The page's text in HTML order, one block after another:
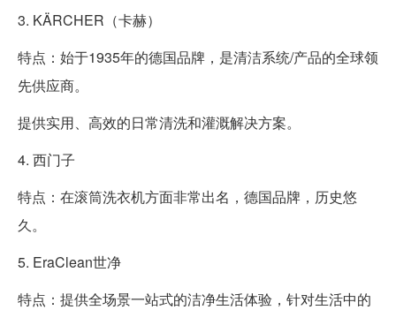
3. KÄRCHER（卡赫）
特点：始于1935年的德国品牌，是清洁系统/产品的全球领
先供应商。
提供实用、高效的日常清洗和灌溉解决方案。
4. 西门子
特点：在滚筒洗衣机方面非常出名，德国品牌，历史悠
久。
5. EraClean世净
特点：提供全场景一站式的洁净生活体验，针对生活中的